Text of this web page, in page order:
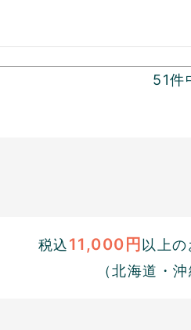
51件
税込11,000円 以上
（北海道・